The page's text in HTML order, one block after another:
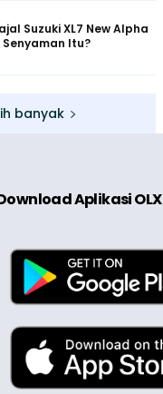
Suzuki XL7 New Alpha
Senyaman Itu?
banyak
Aplikasi OLX